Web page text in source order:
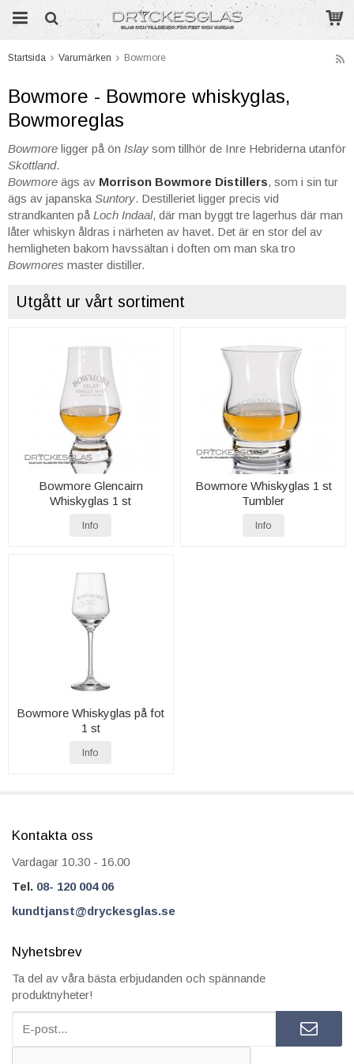
Startsida Varumärken Bowmore
Bowmore - Bowmore whiskyglas,
Bowmoreglas
Bowmore ligger på ön Islay som tillhör de Inre Hebriderna utanför
Skottland.
Bowmore ägs av Morrison Bowmore Distillers, som i sin tur
ägs av japanska Suntory. Destilleriet ligger precis vid
strandkanten på Loch Indaal, där man byggt tre lagerhus där man
låter whiskyn åldras i närheten av havet. Det är en stor del av
hemligheten bakom havssältan i doften om man ska tro
Bowmores master distiller.
Utgått ur vårt sortiment
Bowmore Glencairn
Whiskyglas 1 st
Info
Bowmore Whiskyglas 1 st
Tumbler
Info
Bowmore Whiskyglas på fot
1 st
Info
Kontakta oss
Vardagar 10.30 - 16.00
Tel. 08- 120 004 06
kundtjanst@dryckesglas.se
Nyhetsbrev
Ta del av våra bästa erbjudanden och spännande
produktnyheter!